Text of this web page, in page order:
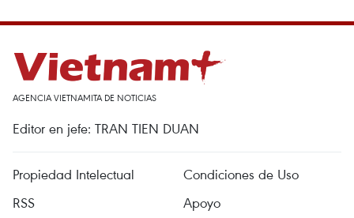
AGENCIA VIETNAMITA DE NOTICIAS
Editor en jefe: TRAN TIEN DUAN
Propiedad Intelectual
Condiciones de Uso
RSS
Apoyo